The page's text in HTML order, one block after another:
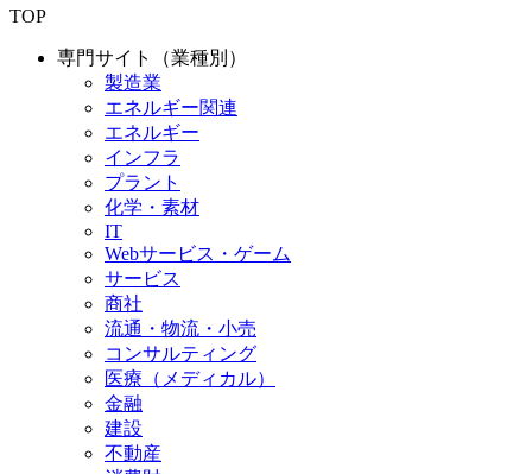
TOP
専門サイト（業種別）
製造業
エネルギー関連
エネルギー
インフラ
プラント
化学・素材
IT
Webサービス・ゲーム
サービス
商社
流通・物流・小売
コンサルティング
医療（メディカル）
金融
建設
不動産